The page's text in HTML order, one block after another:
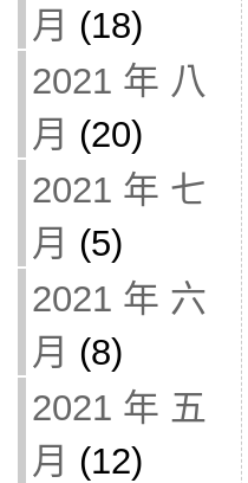
月 (18)
2021 年 八
月 (20)
2021 年 七
月 (5)
2021 年 六
月 (8)
2021 年 五
月 (12)